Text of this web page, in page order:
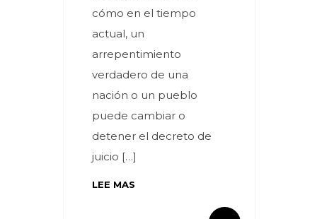
cómo en el tiempo
actual, un
arrepentimiento
verdadero de una
nación o un pueblo
puede cambiar o
detener el decreto de
juicio […]
LEE MAS